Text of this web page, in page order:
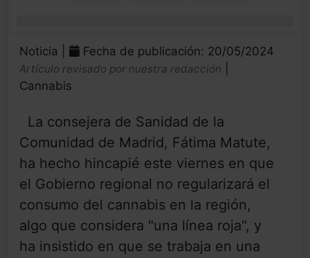
Noticia | Fecha de publicación: 20/05/2024
Artículo revisado por nuestra redacción
Cannabis
La consejera de Sanidad de la
Comunidad de Madrid, Fátima Matute,
ha hecho hincapié este viernes en que
el Gobierno regional no regularizará el
consumo del cannabis en la región,
algo que considera "una línea roja", y
ha insistido en que se trabaja en una